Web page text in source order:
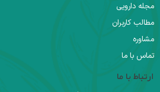
مجله دارویی
مطالب کاربران
مشاوره
تماس با ما
ارتباط با ما